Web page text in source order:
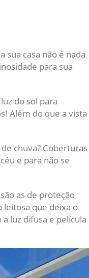
sua casa não é nada
para sua
do sol para
Além do que a vista
chuva? Coberturas
e para não se
as de proteção
leitosa que deixa o
luz difusa e película